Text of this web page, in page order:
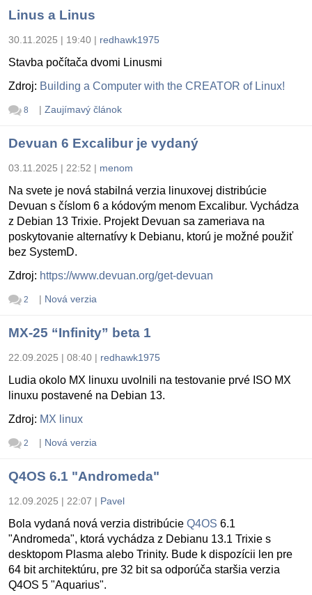
Linus a Linus
30.11.2025 | 19:40 | redhawk1975
Stavba počítača dvomi Linusmi
Zdroj: Building a Computer with the CREATOR of Linux!
8 | Zaujímavý článok
Devuan 6 Excalibur je vydaný
03.11.2025 | 22:52 | menom
Na svete je nová stabilná verzia linuxovej distribúcie
Devuan s číslom 6 a kódovým menom Excalibur. Vychádza
z Debian 13 Trixie. Projekt Devuan sa zameriava na
poskytovanie alternatívy k Debianu, ktorú je možné použiť
bez SystemD.
Zdroj: https://www.devuan.org/get-devuan
2 | Nová verzia
MX-25 “Infinity” beta 1
22.09.2025 | 08:40 | redhawk1975
Ludia okolo MX linuxu uvolnili na testovanie prvé ISO MX
linuxu postavené na Debian 13.
Zdroj: MX linux
2 | Nová verzia
Q4OS 6.1 "Andromeda"
12.09.2025 | 22:07 | Pavel
Bola vydaná nová verzia distribúcie Q4OS 6.1
"Andromeda", ktorá vychádza z Debianu 13.1 Trixie s
desktopom Plasma alebo Trinity. Bude k dispozícii len pre
64 bit architektúru, pre 32 bit sa odporúča staršia verzia
Q4OS 5 "Aquarius".